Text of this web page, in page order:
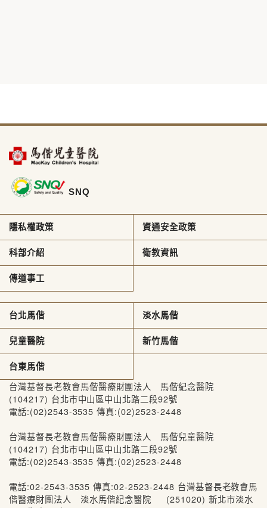
SNQ
隱私權政策 資通安全政策
科部介紹 衛教資訊
傳道事工
台北馬偕 淡水馬偕
兒童醫院 新竹馬偕
台東馬偕
台灣基督長老教會馬偕醫療財團法人 馬偕紀念醫院
(104217) 台北市中山區中山北路二段92號
電話:(02)2543-3535 傳真:(02)2523-2448
台灣基督長老教會馬偕醫療財團法人 馬偕兒童醫院
(104217) 台北市中山區中山北路二段92號
電話:(02)2543-3535 傳真:(02)2523-2448
電話:02-2543-3535 傳真:02-2523-2448 台灣基督長老教會馬
偕醫療財團法人 淡水馬偕紀念醫院 (251020) 新北市淡水